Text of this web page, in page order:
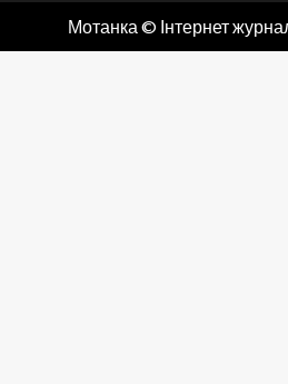
Мотанка © Інтернет